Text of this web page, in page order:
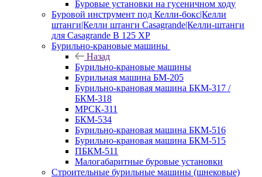
Буровые установки на гусеничном ходу
Буровой инструмент под Келли-бокс|Келли
штанги|Келли штанги Casagrande|Келли-штанги
для Casagrande B 125 XP
Бурильно-крановые машины
Назад
Бурильно-крановые машины
Бурильная машина БМ-205
Бурильно-крановая машина БКМ-317 /
БКМ-318
МРСК-311
БКМ-534
Бурильно-крановая машина БКМ-516
Бурильно-крановая машина БКМ-515
ПБКМ-511
Малогабаритные буровые установки
Строительные бурильные машины (шнековые)